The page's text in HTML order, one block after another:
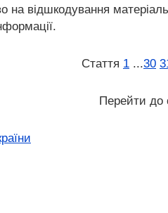
на відшкодування
Стаття 1 ...30
Перейти до